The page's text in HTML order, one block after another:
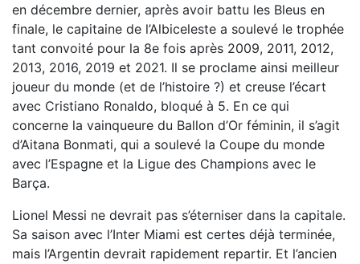
en décembre dernier, après avoir battu les Bleus en
finale, le capitaine de l’Albiceleste a soulevé le trophée
tant convoité pour la 8e fois après 2009, 2011, 2012,
2013, 2016, 2019 et 2021. Il se proclame ainsi meilleur
joueur du monde (et de l’histoire ?) et creuse l’écart
avec Cristiano Ronaldo, bloqué à 5. En ce qui
concerne la vainqueure du Ballon d’Or féminin, il s’agit
d’Aitana Bonmati, qui a soulevé la Coupe du monde
avec l’Espagne et la Ligue des Champions avec le
Barça.
Lionel Messi ne devrait pas s’éterniser dans la capitale.
Sa saison avec l’Inter Miami est certes déjà terminée,
mais l’Argentin devrait rapidement repartir. Et l’ancien